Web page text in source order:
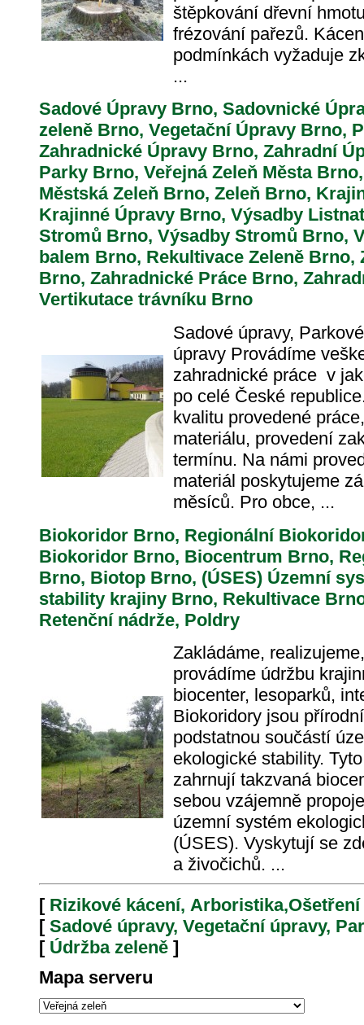
štěpkování dřevní
frézování pařezů.
podmínkách vyžaduje
...
Sadové Úpravy Brno, Sadovnické
zeleně Brno, Vegetační Úpravy Brno,
Zahradnické Úpravy Brno, Zahradní
Parky Brno, Veřejná Zeleň Města
Městská Zeleň Brno, Zeleň Brno,
Krajinné Úpravy Brno, Výsadby
Stromů Brno, Výsadby Stromů Brno,
balem Brno, Rekultivace Zeleně Brno,
Brno, Zahradnické Práce Brno,
Vertikutace trávníku Brno
Sadové úpravy,
úpravy Provádíme
zahradnické práce v
po celé České
kvalitu provedené
materiálu, provedení
termínu. Na námi
materiál poskytujeme
měsíců. Pro obce, ...
Biokoridor Brno, Regionální
Biokoridor Brno, Biocentrum Brno,
Brno, Biotop Brno, (ÚSES) Územní
stability krajiny Brno, Rekultivace
Retenční nádrže, Poldry
Zakládáme,
provádíme údržbu
biocenter, lesoparků,
Biokoridory jsou
podstatnou součástí
ekologické stability.
zahrnují takzvaná
sebou vzájemně
územní systém
(ÚSES). Vyskytují se
a živočichů. ...
[ Rizikové kácení,
[ Sadové úpravy, Vegetační úpravy,
[ Údržba zeleně]
Mapa serveru